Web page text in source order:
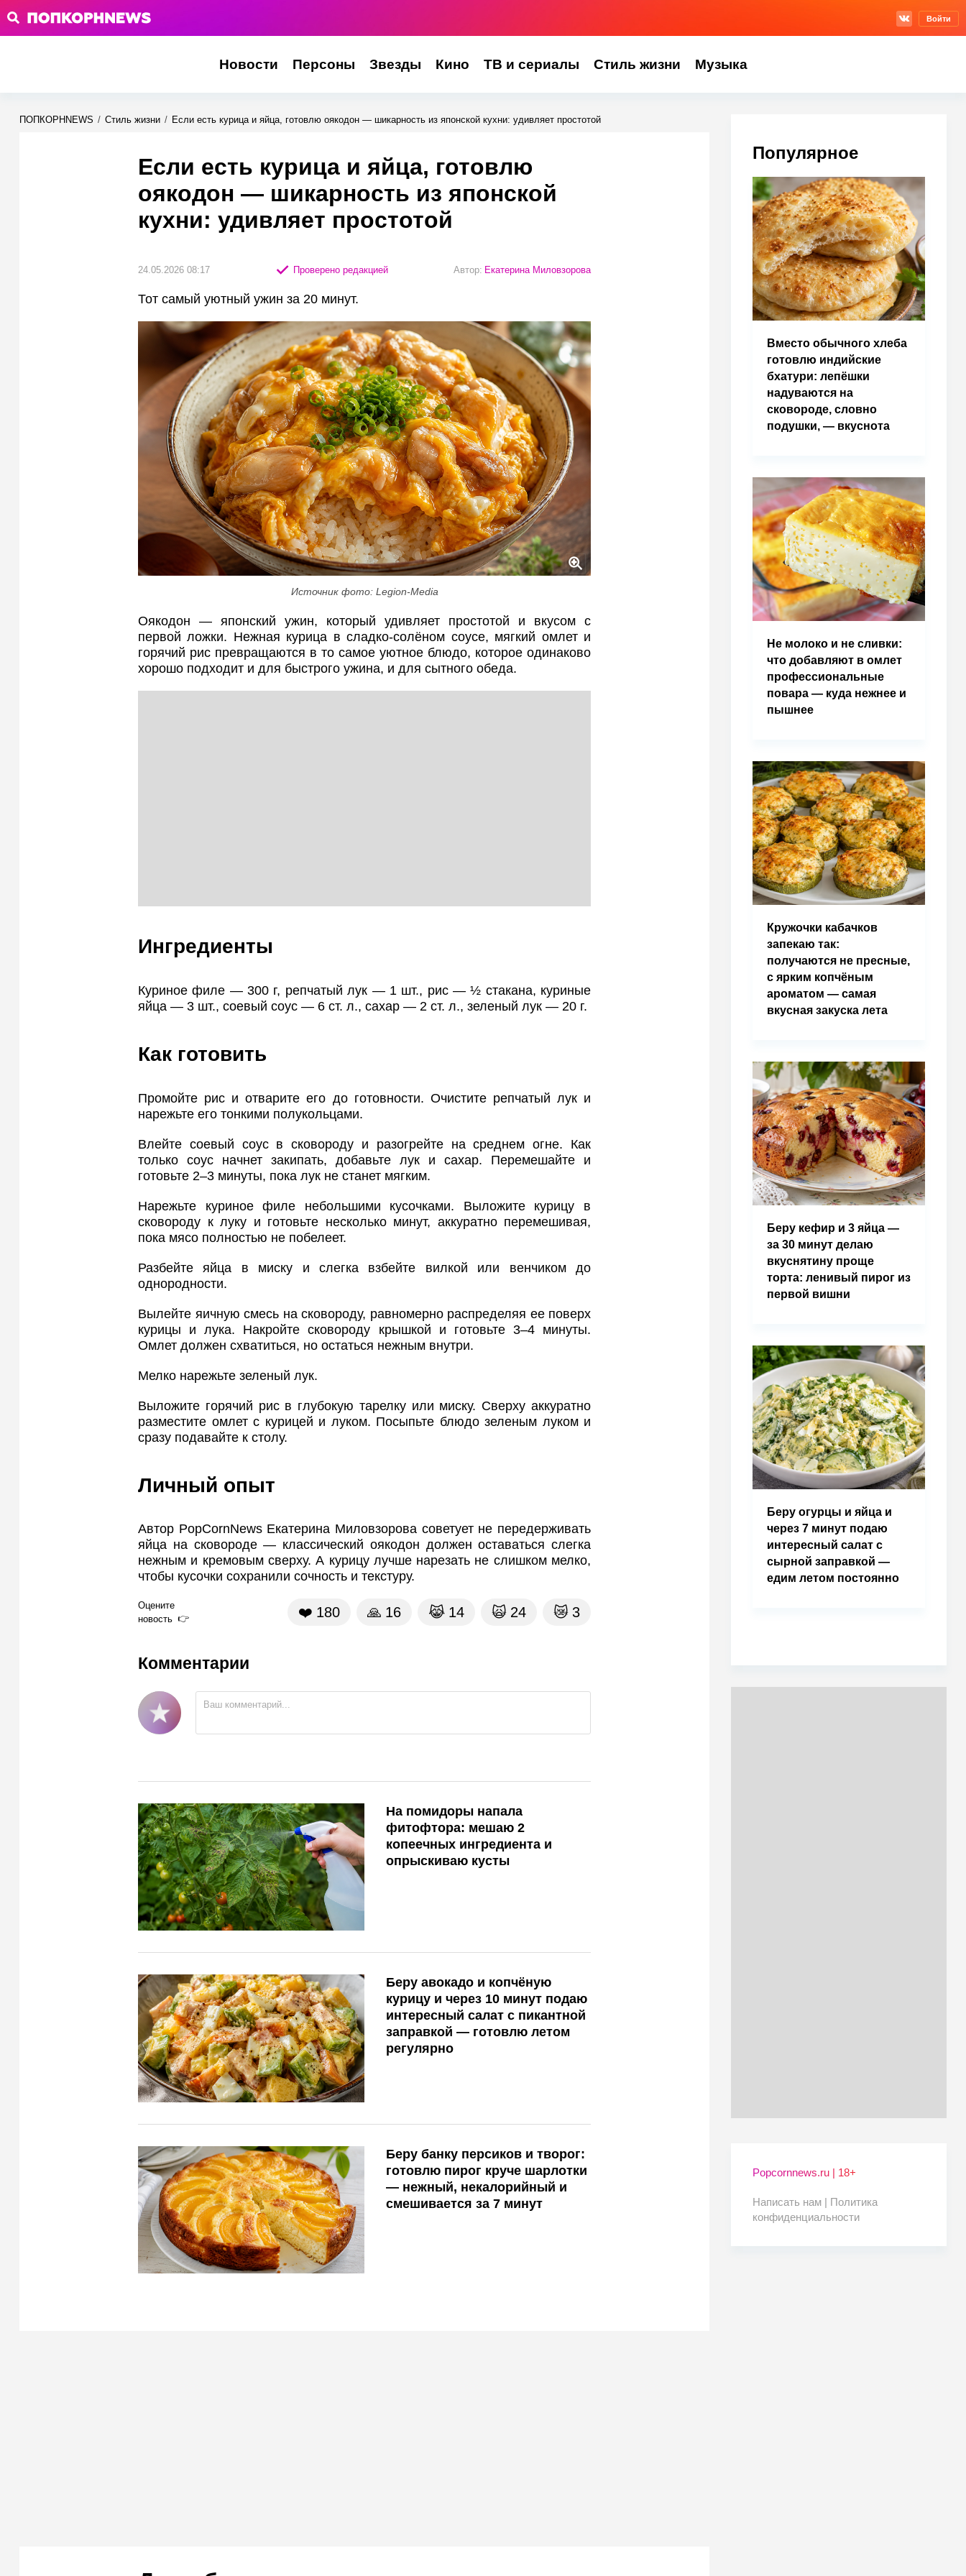
Войти
Новости Персоны Звезды Кино ТВ и сериалы Стиль жизни Музыка
ПОПКОРНNEWS / Стиль жизни / Если есть курица и яйца, готовлю оякодон — шикарность из японской кухни: удивляет простотой
Если есть курица и яйца, готовлю
оякодон — шикарность из японской
кухни: удивляет простотой
24.05.2026 08:17 Проверено редакцией Автор: Екатерина Миловзорова
Тот самый уютный ужин за 20 минут.
Источник фото: Legion-Media
Оякодон — японский ужин, который удивляет простотой и вкусом с
первой ложки. Нежная курица в сладко-солёном соусе, мягкий омлет и
горячий рис превращаются в то самое уютное блюдо, которое одинаково
хорошо подходит и для быстрого ужина, и для сытного обеда.
Ингредиенты
Куриное филе — 300 г, репчатый лук — 1 шт., рис — ½ стакана, куриные
яйца — 3 шт., соевый соус — 6 ст. л., сахар — 2 ст. л., зеленый лук — 20 г.
Как готовить
Промойте рис и отварите его до готовности. Очистите репчатый лук и
нарежьте его тонкими полукольцами.
Влейте соевый соус в сковороду и разогрейте на среднем огне. Как
только соус начнет закипать, добавьте лук и сахар. Перемешайте и
готовьте 2–3 минуты, пока лук не станет мягким.
Нарежьте куриное филе небольшими кусочками. Выложите курицу в
сковороду к луку и готовьте несколько минут, аккуратно перемешивая,
пока мясо полностью не побелеет.
Разбейте яйца в миску и слегка взбейте вилкой или венчиком до
однородности.
Вылейте яичную смесь на сковороду, равномерно распределяя ее поверх
курицы и лука. Накройте сковороду крышкой и готовьте 3–4 минуты.
Омлет должен схватиться, но остаться нежным внутри.
Мелко нарежьте зеленый лук.
Выложите горячий рис в глубокую тарелку или миску. Сверху аккуратно
разместите омлет с курицей и луком. Посыпьте блюдо зеленым луком и
сразу подавайте к столу.
Личный опыт
Автор PopCornNews Екатерина Миловзорова советует не передерживать
яйца на сковороде — классический оякодон должен оставаться слегка
нежным и кремовым сверху. А курицу лучше нарезать не слишком мелко,
чтобы кусочки сохранили сочность и текстуру.
Оцените
новость
❤️ 180 🙏 16 😹 14 🙀 24 😿 3
Комментарии
На помидоры напала
фитофтора: мешаю 2
копеечных ингредиента и
опрыскиваю кусты
Беру авокадо и копчёную
курицу и через 10 минут подаю
интересный салат с пикантной
заправкой — готовлю летом
регулярно
Беру банку персиков и творог:
готовлю пирог круче шарлотки
— нежный, некалорийный и
смешивается за 7 минут
Популярное
Вместо обычного хлеба
готовлю индийские
бхатури: лепёшки
надуваются на
сковороде, словно
подушки, — вкуснота
Не молоко и не сливки:
что добавляют в омлет
профессиональные
повара — куда нежнее и
пышнее
Кружочки кабачков
запекаю так:
получаются не пресные,
с ярким копчёным
ароматом — самая
вкусная закуска лета
Беру кефир и 3 яйца —
за 30 минут делаю
вкуснятину проще
торта: ленивый пирог из
первой вишни
Беру огурцы и яйца и
через 7 минут подаю
интересный салат с
сырной заправкой —
едим летом постоянно
Popcornnews.ru | 18+
Написать нам | Политика
конфиденциальности